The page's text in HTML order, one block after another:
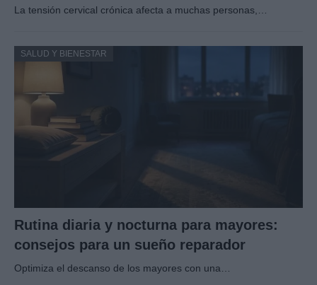
La tensión cervical crónica afecta a muchas personas,…
SALUD Y BIENESTAR
Rutina diaria y nocturna para mayores:
consejos para un sueño reparador
Optimiza el descanso de los mayores con una…